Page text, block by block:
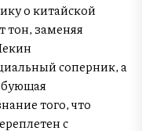
о китайской
тон, заменяя
соперник, а
того, что
с